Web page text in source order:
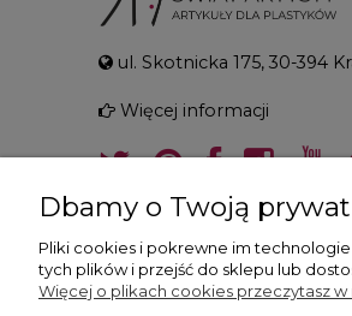
ul. Skotnicka 175, 30-394
Więcej informacji
Dbamy o Twoją
Pliki cookies i pokrewne im
tych plików i przejść do sklepu lub
Więcej o plikach cookies przeczytasz w